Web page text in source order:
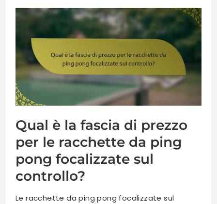
Qual è la fascia di prezzo
per le racchette da ping
pong focalizzate sul
controllo?
Le racchette da ping pong focalizzate sul